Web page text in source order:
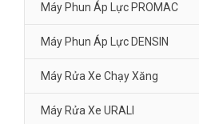
Máy Phun Áp Lực PROMAC
Máy Phun Áp Lực DENSIN
Máy Rửa Xe Chạy Xăng
Máy Rửa Xe URALI